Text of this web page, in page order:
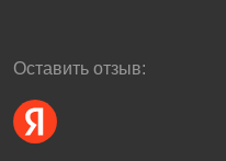
Оставить отзыв: